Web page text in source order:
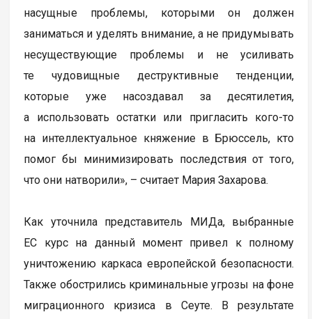
насущные проблемы, которыми он должен
заниматься и уделять внимание, а не придумывать
несуществующие проблемы и не усиливать
те чудовищные деструктивные тенденции,
которые уже насоздавал за десятилетия,
а использовать остатки или пригласить кого-то
на интеллектуальное княжение в Брюссель, кто
помог бы минимизировать последствия от того,
что они натворили», – считает Мария Захарова.
Как уточнила представитель МИДа, выбранные
ЕС курс на данный момент привел к полному
уничтожению каркаса европейской безопасности.
Также обострились криминальные угрозы на фоне
миграционного кризиса в Сеуте. В результате